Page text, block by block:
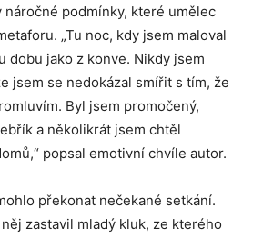
podmínky, které umělec
„Tu noc, kdy jsem maloval
dobu jako z konve. Nikdy jsem
jsem se nedokázal smířit s tím, že
Byl jsem promočený,
a několikrát jsem chtěl
popsal emotivní chvíle autor.
překonat nečekané setkání.
zastavil mladý kluk, ze kterého